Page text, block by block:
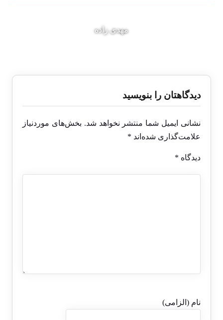
مهدی زاده
دیدگاهتان را بنویسید
نشانی ایمیل شما منتشر نخواهد شد. بخش‌های موردنیاز
علامت‌گذاری شده‌اند *
دیدگاه *
نام (الزامی)